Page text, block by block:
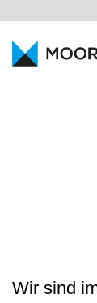
KARRIERE
Wir sind